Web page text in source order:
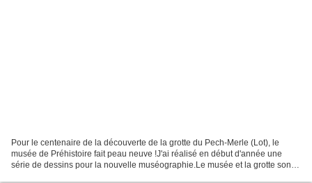
Pour le centenaire de la découverte de la grotte du Pech-Merle (Lot), le
musée de Préhistoire fait peau neuve !J'ai réalisé en début d'année une
série de dessins pour la nouvelle muséographie.Le musée et la grotte sont